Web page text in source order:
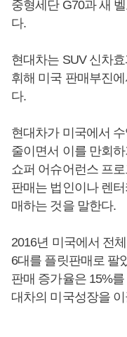
중형세단 G70과 새
다.
현대차는 SUV 신차
휘해 미국 판매부진
다.
현대차가 미국에서
줄이면서 이를 만회
쇼퍼 어슈어런스 프
판매는 법인이나 렌
매하는 것을 말한다.
2016년 미국에서 전
6대를 플릿판매로 팔
판매 증가율은 15%
대차의 미국성장을